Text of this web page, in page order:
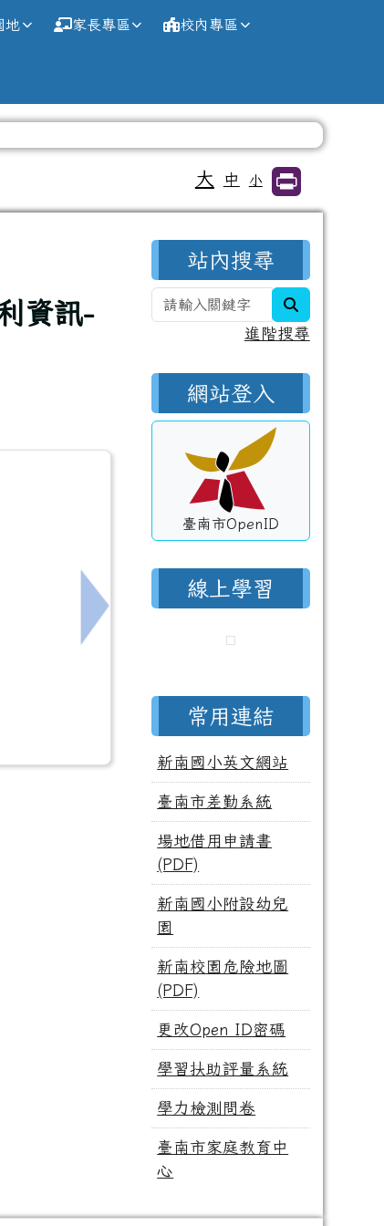
地 家長專區 校內專區
大 中 小
資訊-
教保員及私立幼兒園專任教師年資相關疑義，如
下一筆：為提升人事資料資安防護韌性
右邊區域內容
站內搜尋
進階搜尋
網站登入
臺南市OpenID
線上學習
常用連結
新南國小英文網站
臺南市差勤系統
場地借用申請書
(PDF)
新南國小附設幼兒
園
新南校園危險地圖
(PDF)
更改Open ID密碼
學習扶助評量系統
學力檢測問卷
臺南市家庭教育中
心